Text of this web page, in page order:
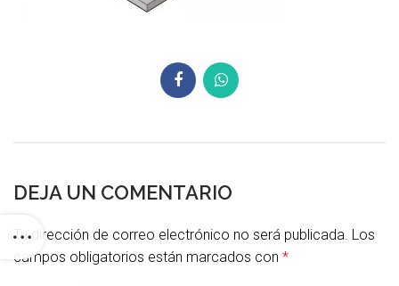
DEJA UN COMENTARIO
Tu dirección de correo electrónico no será publicada. Los
campos obligatorios están marcados con *